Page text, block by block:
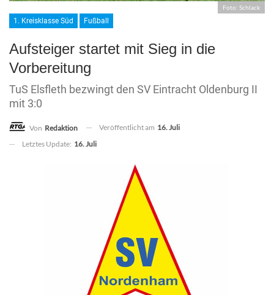
Foto: Schlack
1. Kreisklasse Süd Fußball
Aufsteiger startet mit Sieg in die
Vorbereitung
TuS Elsfleth bezwingt den SV Eintracht Oldenburg II
mit 3:0
Von Redaktion Veröffentlicht am 16. Juli
Letztes Update: 16. Juli